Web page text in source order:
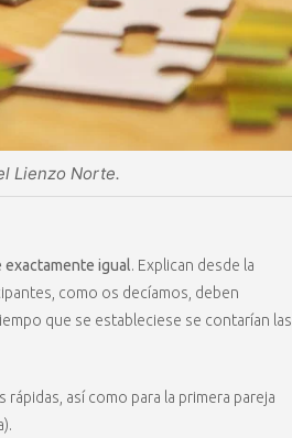
Lienzo Norte.
igual. Explican desde la
como os decíamos, deben
que se estableciese se contarían las
rápidas, así como para la primera pareja